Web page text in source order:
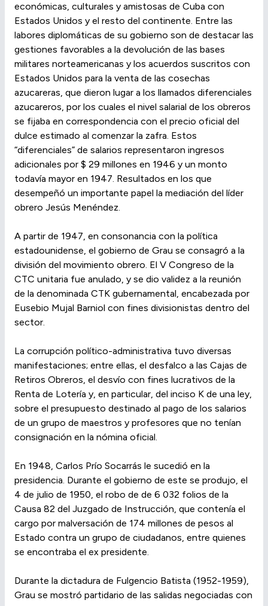
económicas, culturales y amistosas de Cuba con
Estados Unidos y el resto del continente. Entre las
labores diplomáticas de su gobierno son de destacar las
gestiones favorables a la devolución de las bases
militares norteamericanas y los acuerdos suscritos con
Estados Unidos para la venta de las cosechas
azucareras, que dieron lugar a los llamados diferenciales
azucareros, por los cuales el nivel salarial de los obreros
se fijaba en correspondencia con el precio oficial del
dulce estimado al comenzar la zafra. Estos
“diferenciales” de salarios representaron ingresos
adicionales por $ 29 millones en 1946 y un monto
todavía mayor en 1947. Resultados en los que
desempeñó un importante papel la mediación del líder
obrero Jesús Menéndez.
A partir de 1947, en consonancia con la política
estadounidense, el gobierno de Grau se consagró a la
división del movimiento obrero. El V Congreso de la
CTC unitaria fue anulado, y se dio validez a la reunión
de la denominada CTK gubernamental, encabezada por
Eusebio Mujal Barniol con fines divisionistas dentro del
sector.
La corrupción político-administrativa tuvo diversas
manifestaciones; entre ellas, el desfalco a las Cajas de
Retiros Obreros, el desvío con fines lucrativos de la
Renta de Lotería y, en particular, del inciso K de una ley,
sobre el presupuesto destinado al pago de los salarios
de un grupo de maestros y profesores que no tenían
consignación en la nómina oficial.
En 1948, Carlos Prío Socarrás le sucedió en la
presidencia. Durante el gobierno de este se produjo, el
4 de julio de 1950, el robo de de 6 032 folios de la
Causa 82 del Juzgado de Instrucción, que contenía el
cargo por malversación de 174 millones de pesos al
Estado contra un grupo de ciudadanos, entre quienes
se encontraba el ex presidente.
Durante la dictadura de Fulgencio Batista (1952-1959),
Grau se mostró partidario de las salidas negociadas con